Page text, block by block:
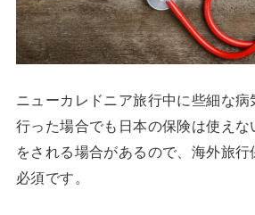
ニューカレドニア旅行中に些細な病
行った場合でも日本の保険は使え
をされる場合があるので、海外旅
必須です。